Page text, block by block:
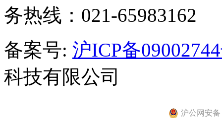
务热线：021-65983162
备案号: 沪ICP备
科技有限公司
沪公网安备